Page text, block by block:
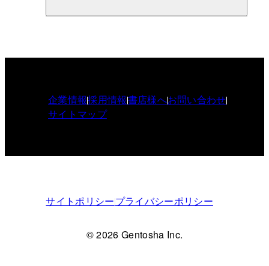
企業情報採用情報書店様へお問い合わせ
サイトマップ
サイトポリシープライバシーポリシー
© 2026 Gentosha Inc.